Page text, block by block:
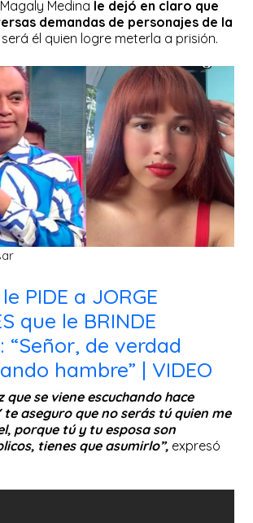
Medina le dejó en claro que
demandas de personajes de la
él quien logre meterla a prisión.
le PIDE a JORGE
que le BRINDE
“Señor, de verdad
hambre” | VIDEO
que se viene escuchando hace
te aseguro que no serás tú quien me
porque tú y tu esposa son
tienes que asumirlo”, expresó